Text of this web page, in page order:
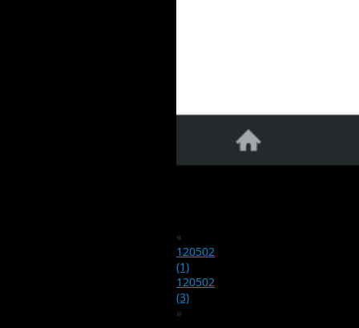
«
120502
(1)
120502
(3)
»